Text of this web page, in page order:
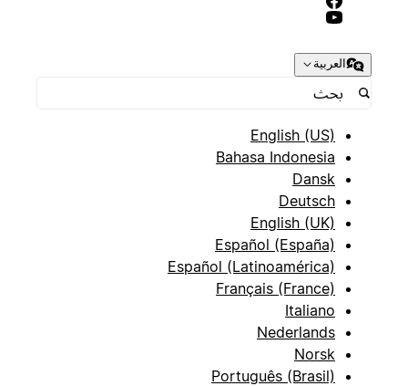
العربية
English (US)
Bahasa Indonesia
Dansk
Deutsch
English (UK)
Español (España)
Español (Latinoamérica)
Français (France)
Italiano
Nederlands
Norsk
Português (Brasil)